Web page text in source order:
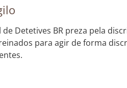
de Detetives BR preza pela
para agir de forma